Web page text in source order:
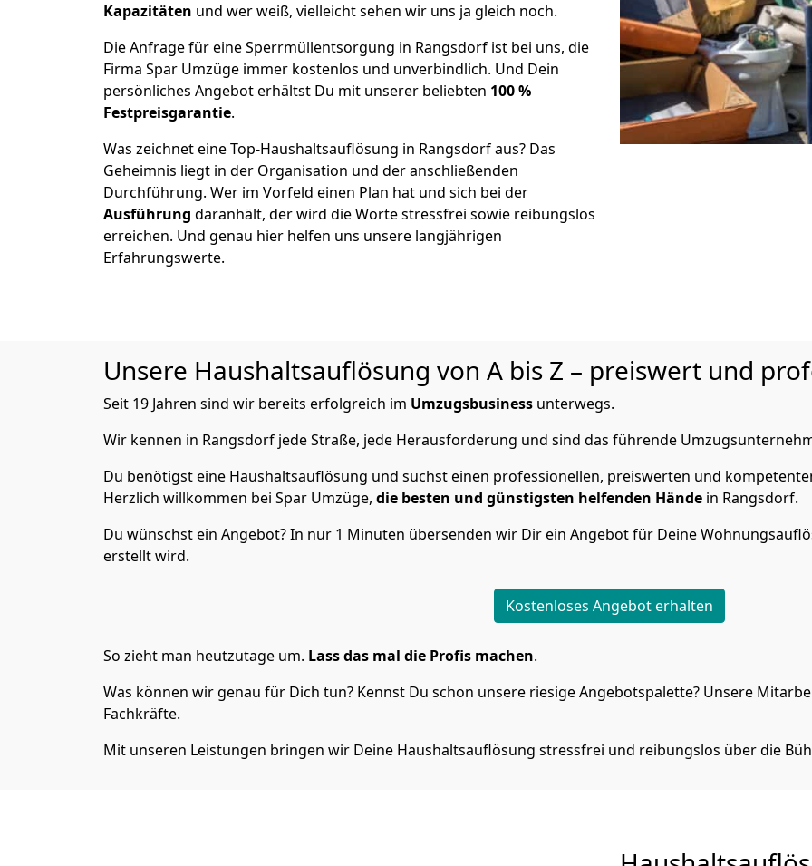
Kapazitäten und wer weiß, vielleicht sehen wir uns ja gleich noch.
Die Anfrage für eine Sperrmüllentsorgung in Rangsdorf ist bei uns, die
Firma Spar Umzüge immer kostenlos und unverbindlich. Und Dein
persönliches Angebot erhältst Du mit unserer beliebten 100 %
Festpreisgarantie.
Was zeichnet eine Top-Haushaltsauflösung in Rangsdorf aus? Das
Geheimnis liegt in der Organisation und der anschließenden
Durchführung. Wer im Vorfeld einen Plan hat und sich bei der
Ausführung daranhält, der wird die Worte stressfrei sowie reibungslos
erreichen. Und genau hier helfen uns unsere langjährigen
Erfahrungswerte.
Unsere Haushaltsauflösung von A bis Z – preiswert und
Seit 19 Jahren sind wir bereits erfolgreich im Umzugsbusiness unterwegs.
Wir kennen in Rangsdorf jede Straße, jede Herausforderung und sind das führende
Du benötigst eine Haushaltsauflösung und suchst einen professionellen, preiswerten und
Herzlich willkommen bei Spar Umzüge, die besten und günstigsten helfenden Hände in Rangsdorf.
Du wünschst ein Angebot? In nur 1 Minuten übersenden wir Dir ein Angebot für Deine
erstellt wird.
Kostenloses Angebot erhalten
So zieht man heutzutage um. Lass das mal die Profis machen.
Was können wir genau für Dich tun? Kennst Du schon unsere riesige Angebotspalette? Unsere
Fachkräfte.
Mit unseren Leistungen bringen wir Deine Haushaltsauflösung stressfrei und reibungslos über die